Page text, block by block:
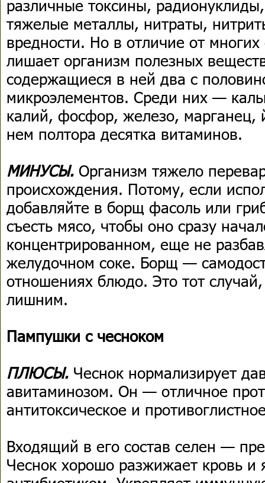
различные токсины,
тяжелые металлы, нитраты,
вредности. Но в отличие от многих
лишает организм полезных
содержащиеся в ней два с
микроэлементов. Среди них —
калий, фосфор, железо, марганец,
нем полтора десятка витаминов.
МИНУСЫ. Организм тяжело
происхождения. Потому, если
добавляйте в борщ фасоль или
съесть мясо, чтобы оно сразу
концентрированном, еще не
желудочном соке. Борщ —
отношениях блюдо. Это тот
лишним.
Пампушки с чесноком
ПЛЮСЫ. Чеснок нормализирует
авитаминозом. Он — отличное
антитоксическое и
Входящий в его состав селен —
Чеснок хорошо разжижает кровь и